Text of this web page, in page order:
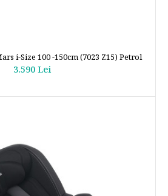
i-Size 100 -150cm (7023 Z15) Petrol
3.590 Lei